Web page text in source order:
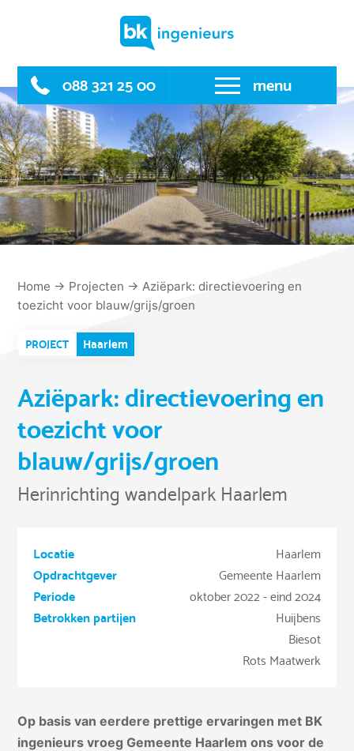
088 321 25 00 menu
Home → Projecten →Aziëpark: directievoering en
toezicht voor blauw/grijs/groen
PROJECT Haarlem
Aziëpark: directievoering en
toezicht voor
blauw/grijs/groen
Herinrichting wandelpark Haarlem
Locatie
Haarlem
Opdrachtgever
Gemeente Haarlem
Periode
oktober 2022 - eind 2024
Betrokken partijen
Huijbens
Biesot
Rots Maatwerk
Op basis van eerdere prettige ervaringen met BK
ingenieurs vroeg Gemeente Haarlem ons voor de